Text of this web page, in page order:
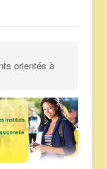
orientés à